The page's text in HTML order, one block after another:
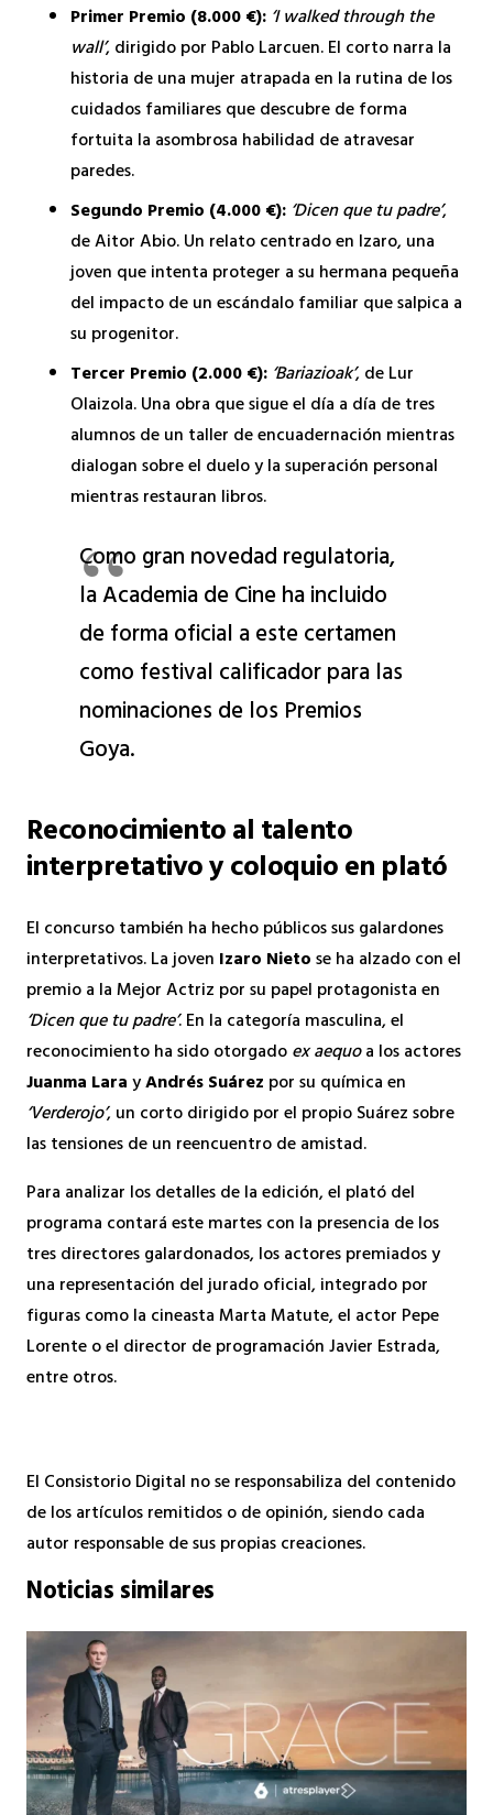
Primer Premio (8.000 €): ‘I walked through the
wall’, dirigido por Pablo Larcuen. El corto narra la
historia de una mujer atrapada en la rutina de los
cuidados familiares que descubre de forma
fortuita la asombrosa habilidad de atravesar
paredes.
Segundo Premio (4.000 €): ‘Dicen que tu padre’,
de Aitor Abio. Un relato centrado en Izaro, una
joven que intenta proteger a su hermana pequeña
del impacto de un escándalo familiar que salpica a
su progenitor.
Tercer Premio (2.000 €): ‘Bariazioak’, de Lur
Olaizola. Una obra que sigue el día a día de tres
alumnos de un taller de encuadernación mientras
dialogan sobre el duelo y la superación personal
mientras restauran libros.
Como gran novedad regulatoria,
la Academia de Cine ha incluido
de forma oficial a este certamen
como festival calificador para las
nominaciones de los Premios
Goya.
Reconocimiento al talento
interpretativo y coloquio en plató
El concurso también ha hecho públicos sus galardones
interpretativos. La joven Izaro Nietose ha alzado con el
premio a la Mejor Actriz por su papel protagonista en
‘Dicen que tu padre’. En la categoría masculina, el
reconocimiento ha sido otorgadoex aequoa los actores
Juanma LarayAndrés Suárez por su química en
‘Verderojo’, un corto dirigido por el propio Suárez sobre
las tensiones de un reencuentro de amistad.
Para analizar los detalles de la edición, el plató del
programa contará este martes con la presencia de los
tres directores galardonados, los actores premiados y
una representación del jurado oficial, integrado por
figuras como la cineasta Marta Matute, el actor Pepe
Lorente o el director de programación Javier Estrada,
entre otros.
El Consistorio Digital no se responsabiliza del contenido
de los artículos remitidos o de opinión, siendo cada
autor responsable de sus propias creaciones.
Noticias similares